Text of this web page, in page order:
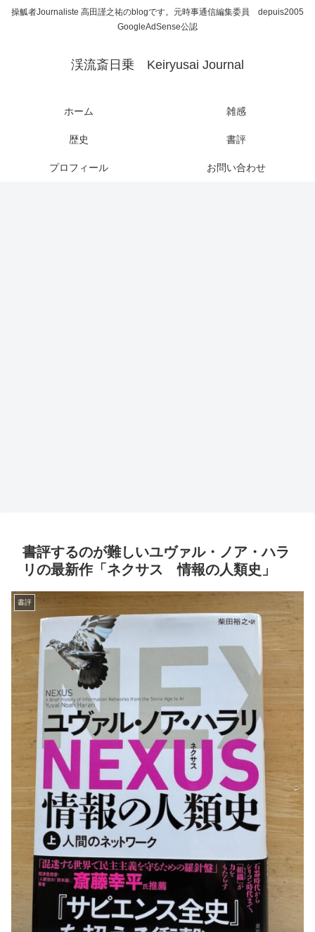
操觚者Journaliste 高田謹之祐のblogです。元時事通信編集委員 depuis2005
GoogleAdSense公認
渓流斎日乗 Keiryusai Journal
ホーム 雑感
歴史 書評
プロフィール お問い合わせ
書評するのが難しいユヴァル・ノア・ハラ
リの最新作「ネクサス 情報の人類史」
書評